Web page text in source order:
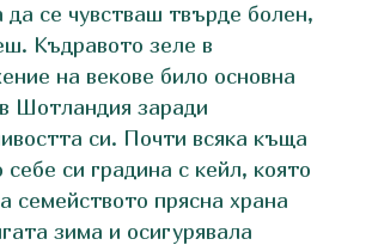
да се чувстваш твърде болен,
Къдравото зеле в
на векове било основна
Шотландия заради
си. Почти всяка къща
си градина с кейл, която
семейството прясна храна
зима и осигурявала